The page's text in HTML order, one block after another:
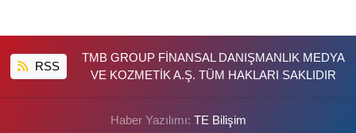
RSS
TMB GROUP FİNANSAL DANIŞMANLIK MEDYA
VE KOZMETİK A.Ş. TÜM HAKLARI SAKLIDIR
Haber Yazılımı: TE Bilişim